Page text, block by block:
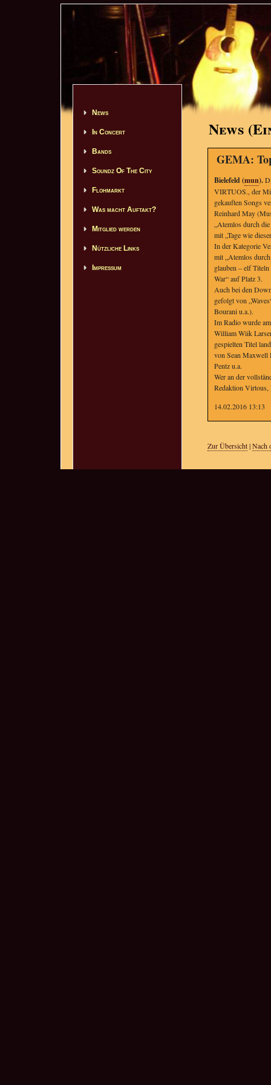
News
GEMA:
Bielefeld (mun).
VIRTUOS., der
gekauften Songs
Reinhard May
„Atemlos durch
mit „Tage wie
In der Kategorie
mit „Atemlos
glauben – elf
War“ auf Platz 3.
Auch bei den
gefolgt von
Bourani u.a.).
Im Radio wurde
William Wiik
gespielten Titel
von Sean Maxwell
Pentz u.a.
Wer an der
Redaktion Virtous,
14.02.2016 13:13
Zur Übersicht|Nach
News
In Concert
Bands
Soundz Of The City
Flohmarkt
Was macht Auftakt?
Mitglied werden
Nützliche Links
Impressum